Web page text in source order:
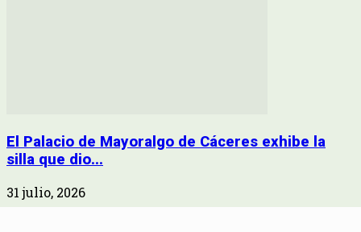
El Palacio de Mayoralgo de Cáceres exhibe la
silla que dio...
31 julio, 2026